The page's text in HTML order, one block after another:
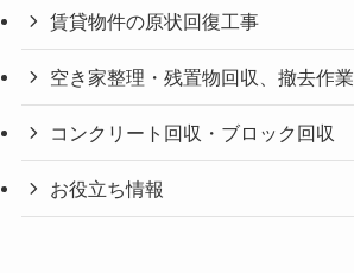
賃貸物件の原状回復工事
空き家整理・残置物回収、撤去作業
コンクリート回収・ブロック回収
お役立ち情報